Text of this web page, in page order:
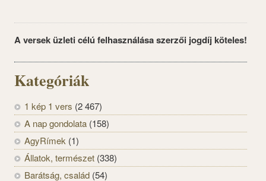
A versek üzleti célú felhasználása szerzői jogdíj köteles!
Kategóriák
1 kép 1 vers (2 467)
A nap gondolata (158)
AgyRímek (1)
Állatok, természet (338)
Barátság, család (54)